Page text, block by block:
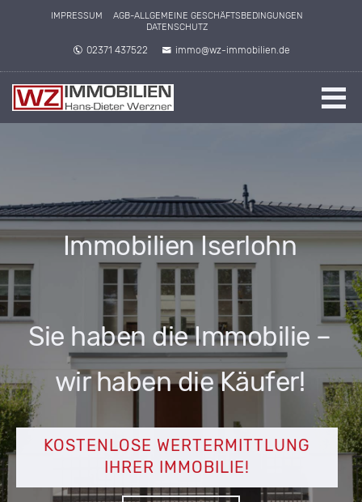
IMPRESSUM
AGB-ALLGEMEINE GESCHÄFTSBEDINGUNGEN
DATENSCHUTZ
02371 437522 immo@wz-immobilien.de
Immobilien Iserlohn
Sie haben die Immobilie –
wir haben die Käufer!
KOSTENLOSE WERTERMITTLUNG
IHRER IMMOBILIE!